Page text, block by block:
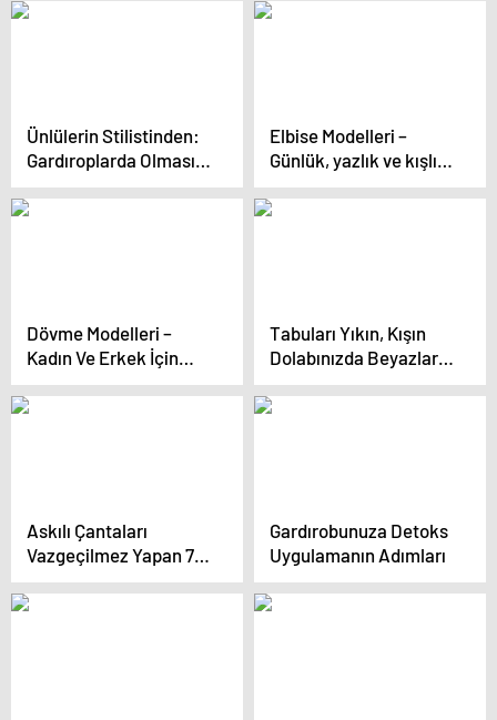
Düzenlemesi
Ünlülerin Stilistinden:
Gardıroplarda Olması
Gereken 5 Parça
Elbise Modelleri –
Günlük, yazlık ve kışlık
olan uzun ve kısa
elbise modelleri
Dövme Modelleri –
Kadın Ve Erkek İçin
Kolay, Küçük, Gül Ve
Yazı Dövme Modelleri
Tabuları Yıkın, Kışın
Dolabınızda Beyazlara
Yer Açın!
Askılı Çantaları
Vazgeçilmez Yapan 7
Özellik
Gardırobunuza Detoks
Uygulamanın Adımları